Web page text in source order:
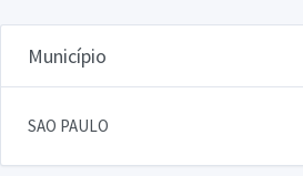
Município
SAO PAULO